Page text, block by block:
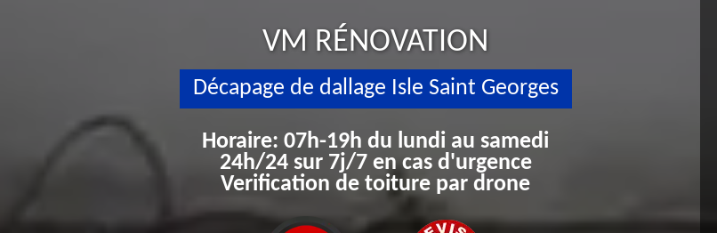
VM RÉNOVATION
Décapage de dallage Isle Saint Georges
Horaire: 07h-19h du lundi au samedi
24h/24 sur 7j/7 en cas d'urgence
Verification de toiture par drone